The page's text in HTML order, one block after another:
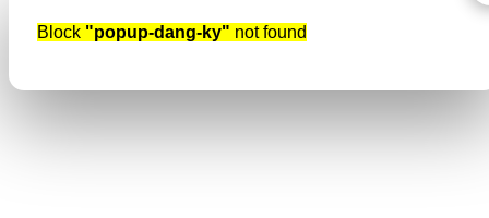
Block "popup-dang-ky" not found